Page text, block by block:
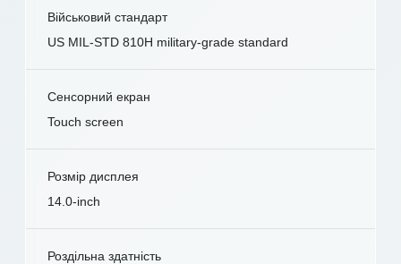
Військовий стандарт
US MIL-STD 810H military-grade standard
Сенсорний екран
Touch screen
Розмір дисплея
14.0-inch
Роздільна здатність